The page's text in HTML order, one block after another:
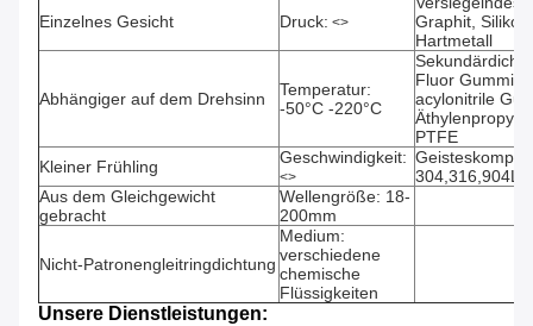
Einzelnes Gesicht Druck: <>
Graphit,
Hartmetall
Abhängiger auf dem Drehsinn
Temperatur:
-50°C -220°C
Fluor Gummi,
acylonitrile
PTFE
Kleiner Frühling
Geschwindigkeit:
<>
304,316,904L,
Aus dem Gleichgewicht
gebracht
Wellengröße: 18-
200mm
Nicht-Patronengleitringdichtung
Medium:
verschiedene
chemische
Flüssigkeiten
Unsere Dienstleistungen: